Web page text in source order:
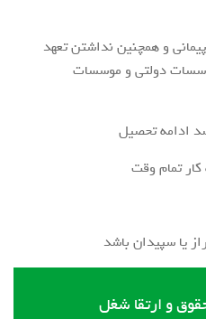
و همچنین نداشتن تعهد
دولتی و موسسات
و ارتقا شغل